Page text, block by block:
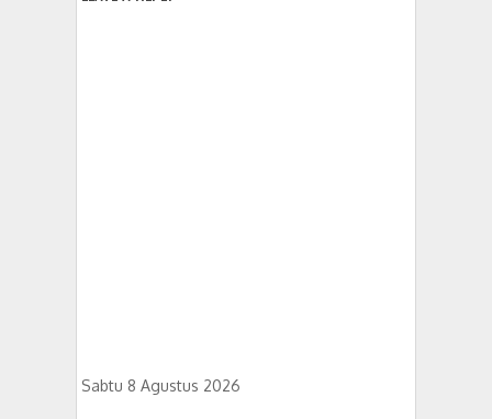
Sabtu 8 Agustus 2026